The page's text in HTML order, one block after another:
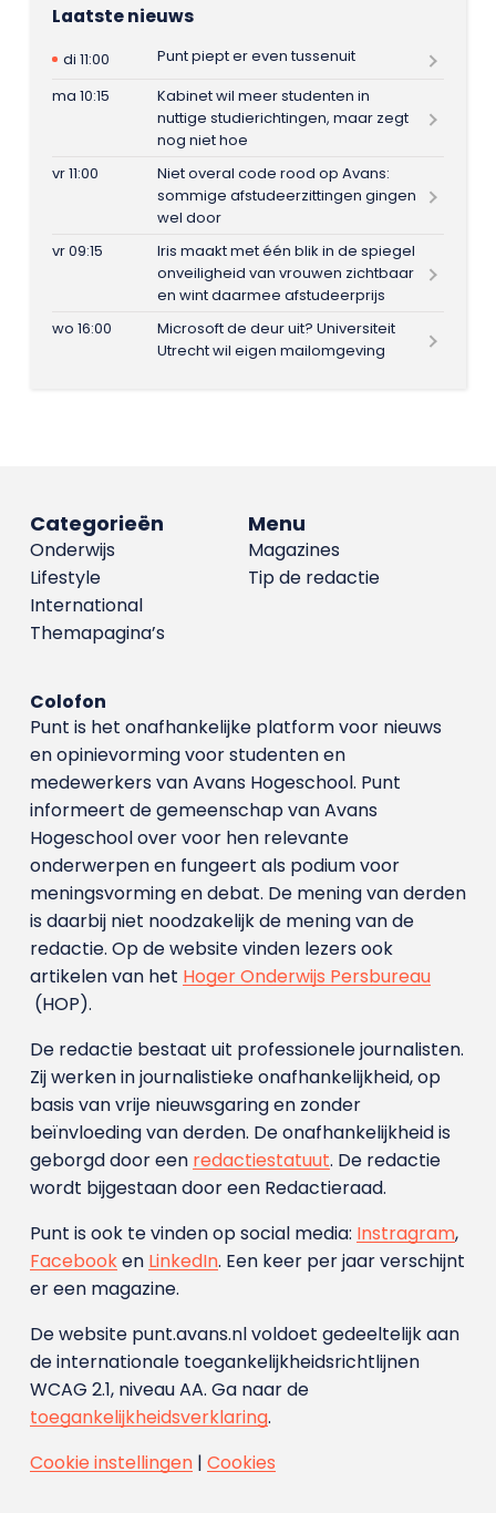
Laatste nieuws
di 11:00
Punt piept er even tussenuit
ma 10:15
Kabinet wil meer studenten in
nuttige studierichtingen, maar zegt
nog niet hoe
vr 11:00
Niet overal code rood op Avans:
sommige afstudeerzittingen gingen
wel door
vr 09:15
Iris maakt met één blik in de spiegel
onveiligheid van vrouwen zichtbaar
en wint daarmee afstudeerprijs
wo 16:00
Microsoft de deur uit? Universiteit
Utrecht wil eigen mailomgeving
Menu
Magazines
Tip de redactie
Categorieën
Onderwijs
Lifestyle
International
Themapagina’s
Colofon
Punt is het onafhankelijke platform voor nieuws
en opinievorming voor studenten en
medewerkers van Avans Hoge­school. Punt
informeert de gemeenschap van Avans
Hogeschool over voor hen relevante
onderwerpen en fungeert als podium voor
meningsvorming en debat. De mening van derden
is daarbij niet noodzakelijk de mening van de
redactie. Op de website vinden lezers ook
artikelen van het Hoger Onderwijs Persbureau
(HOP).
De redactie bestaat uit professionele journalisten.
Zij werken in journalistieke onafhankelijkheid, op
basis van vrije nieuwsgaring en zonder
beïnvloeding van derden. De onafhankelijkheid is
geborgd door een redactiestatuut. De redactie
wordt bijgestaan door een Redactieraad.
Punt is ook te vinden op social media: Instragram,
Facebooken LinkedIn. Een keer per jaar verschijnt
er een magazine.
De website punt.avans.nl voldoet gedeeltelijk aan
de internationale toegankelijkheidsrichtlijnen
WCAG 2.1, niveau AA. Ga naar de
toegankelijkheidsverklaring.
Cookie instellingen| Cookies